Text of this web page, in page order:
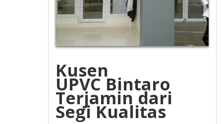
Kusen
UPVC Bintaro
Terjamin dari
Segi Kualitas